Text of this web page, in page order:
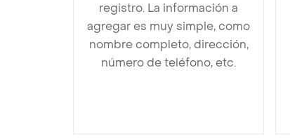
registro. La información a
agregar es muy simple, como
nombre completo, dirección,
número de teléfono, etc.